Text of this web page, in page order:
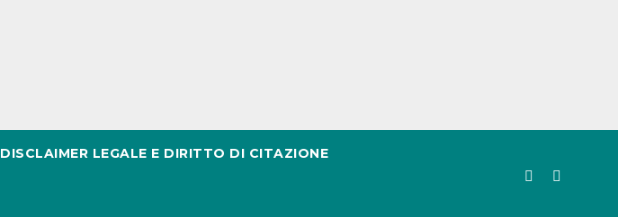
DISCLAIMER LEGALE E DIRITTO DI CITAZIONE